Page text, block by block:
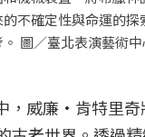
不確定性與命運的
。 圖／臺北表演藝術